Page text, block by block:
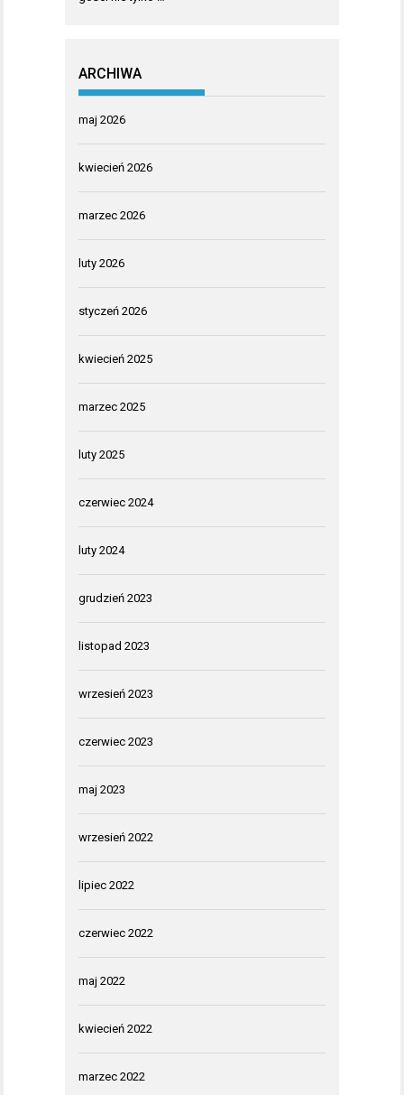
ARCHIWA
maj 2026
kwiecień 2026
marzec 2026
luty 2026
styczeń 2026
kwiecień 2025
marzec 2025
luty 2025
czerwiec 2024
luty 2024
grudzień 2023
listopad 2023
wrzesień 2023
czerwiec 2023
maj 2023
wrzesień 2022
lipiec 2022
czerwiec 2022
maj 2022
kwiecień 2022
marzec 2022